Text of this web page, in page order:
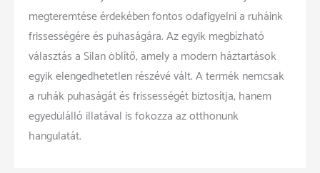
megteremtése érdekében fontos odafigyelni a ruháink
frissességére és puhaságára. Az egyik megbízható
választás a Silan öblítő, amely a modern háztartások
egyik elengedhetetlen részévé vált. A termék nemcsak
a ruhák puhaságát és frissességét biztosítja, hanem
egyedülálló illatával is fokozza az otthonunk
hangulatát.